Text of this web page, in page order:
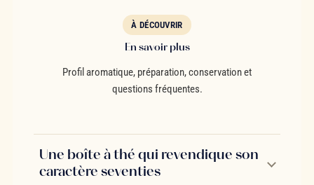
À DÉCOUVRIR
En savoir plus
Profil aromatique, préparation, conservation et
questions fréquentes.
Une boîte à thé qui revendique son
caractère seventies